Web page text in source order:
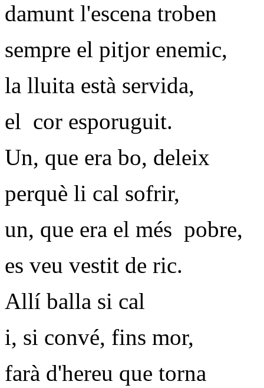
damunt l'escena troben
sempre el pitjor enemic,
la lluita està servida,
el cor esporuguit.
Un, que era bo, deleix
perquè li cal sofrir,
un, que era el més pobre,
es veu vestit de ric.
Allí balla si cal
i, si convé, fins mor,
farà d'hereu que torna